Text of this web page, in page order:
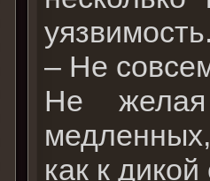
– Не
Не желая
как к